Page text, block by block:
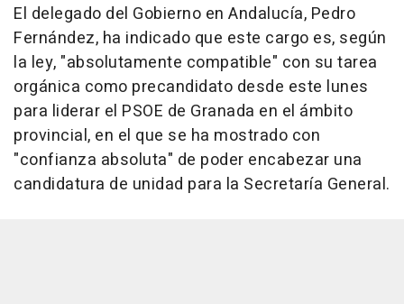
El delegado del Gobierno en Andalucía, Pedro
Fernández, ha indicado que este cargo es, según
la ley, "absolutamente compatible" con su tarea
orgánica como precandidato desde este lunes
para liderar el PSOE de Granada en el ámbito
provincial, en el que se ha mostrado con
"confianza absoluta" de poder encabezar una
candidatura de unidad para la Secretaría General.